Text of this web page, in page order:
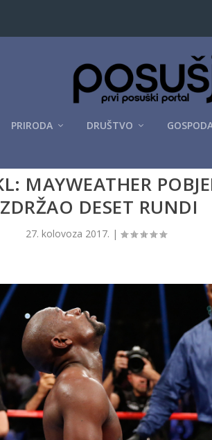
PRIRODA DRUŠTVO
MAYWEATHER
DESET RUNDI
27. kolovoza 2017. |